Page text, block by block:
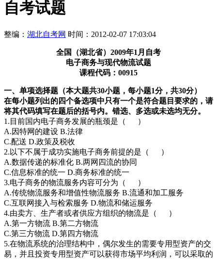
自考试题
整编： 湖北自考网 时间：2012-02-07 17:03:04
全国（湖北省）2009年1月自考
电子商务与现代物流试题
课程代码：00915
一、单项选择题（本大题共30小题，每小题1分，共30分）
在每小题列出的四个备选项中只有一个是符合题目要求的，请
将其代码填写在题后的括号内。错选、多选或未选均无分。
1.目前国内电子商务发展的瓶颈是（ ）
A.因特网的建设 B.法律
C.配送 D.政策及税收
2.以下不属于成功实施电子商务前提的是（ ）
A.数据传递的标准化 B.两网四流的协同
C.信息标准的统一 D.商务标准的统一
3.电子商务的物流服务内容可分为（ ）
A.传统物流服务和增值性物流服务 B.流通和加工服务
C.互联网接入与检索服务 D.物流和储运服务
4.由卖方、生产者或者供应方组织的物流是（ ）
A.第一方物流 B.第二方物流
C.第三方物流 D.第四方物流
5.在物流系统的治理结构中，偶尔发生的需要专用型资产的交
易，并且投资专用型资产可以获得市场平均利润，可以采取的